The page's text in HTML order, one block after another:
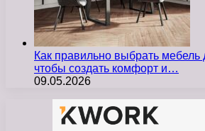
Как правильно выбрать мебель
чтобы создать комфорт и…
09.05.2026